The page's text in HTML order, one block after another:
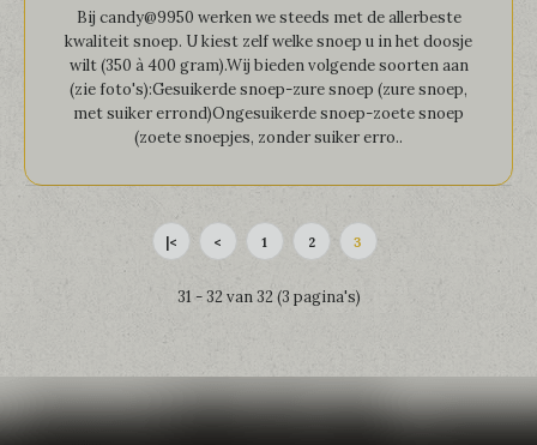
Bij candy@9950 werken we steeds met de allerbeste
kwaliteit snoep. U kiest zelf welke snoep u in het doosje
wilt (350 à 400 gram).Wij bieden volgende soorten aan
(zie foto's):Gesuikerde snoep-zure snoep (zure snoep,
met suiker errond)Ongesuikerde snoep-zoete snoep
(zoete snoepjes, zonder suiker erro..
|< < 1 2 3
31 - 32 van 32 (3 pagina's)